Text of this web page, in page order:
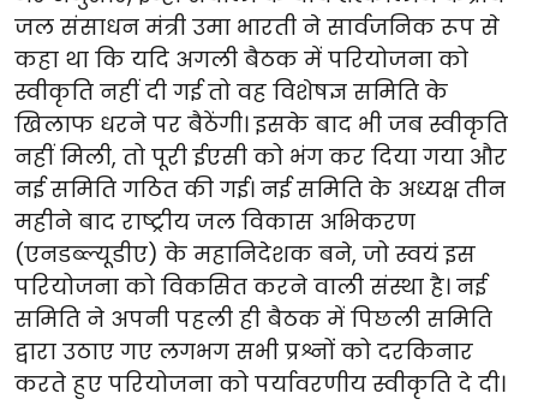
जल संसाधन मंत्री उमा भारती ने सार्वजनिक रूप से
कहा था कि यदि अगली बैठक में परियोजना को
स्वीकृति नहीं दी गई तो वह विशेषज्ञ समिति के
खिलाफ धरने पर बैठेंगी। इसके बाद भी जब स्वीकृति
नहीं मिली, तो पूरी ईएसी को भंग कर दिया गया और
नई समिति गठित की गई। नई समिति के अध्यक्ष तीन
महीने बाद राष्ट्रीय जल विकास अभिकरण
(एनडब्ल्यूडीए) के महानिदेशक बने, जो स्वयं इस
परियोजना को विकसित करने वाली संस्था है। नई
समिति ने अपनी पहली ही बैठक में पिछली समिति
द्वारा उठाए गए लगभग सभी प्रश्नों को दरकिनार
करते हुए परियोजना को पर्यावरणीय स्वीकृति दे दी।